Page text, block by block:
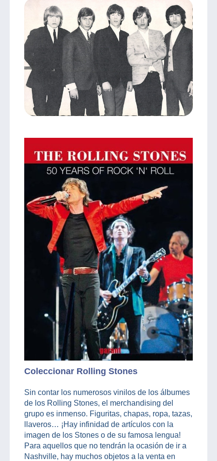
Coleccionar Rolling Stones
Sin contar los numerosos vinilos de los álbumes
de los Rolling Stones, el merchandising del
grupo es inmenso. Figuritas, chapas, ropa, tazas,
llaveros… ¡Hay infinidad de artículos con la
imagen de los Stones o de su famosa lengua!
Para aquellos que no tendrán la ocasión de ir a
Nashville, hay muchos objetos a la venta en